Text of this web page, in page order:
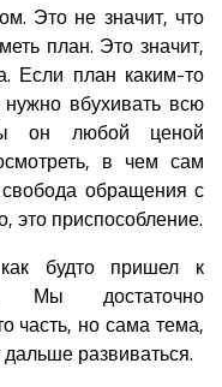
Это не значит, что
план. Это значит,
Если план каким-то
вбухивать всю
он любой ценой
в чем сам
обращения с
это приспособление.
будто пришел к
Мы достаточно
часть, но сама тема,
развиваться.